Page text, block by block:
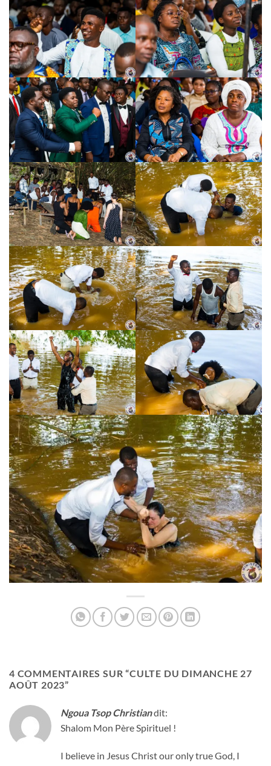
4 COMMENTAIRES SUR “CULTE DU DIMANCHE 27
AOÛT 2023”
Ngoua Tsop Christiandit:
Shalom Mon Père Spirituel !
I believe in Jesus Christ our only true God, I